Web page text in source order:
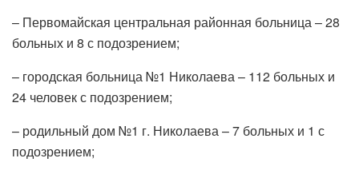
– Первомайская центральная районная больница – 28
больных и 8 с подозрением;
– городская больница №1 Николаева – 112 больных и
24 человек с подозрением;
– родильный дом №1 г. Николаева – 7 больных и 1 с
подозрением;